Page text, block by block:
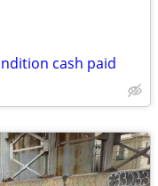
cash paid